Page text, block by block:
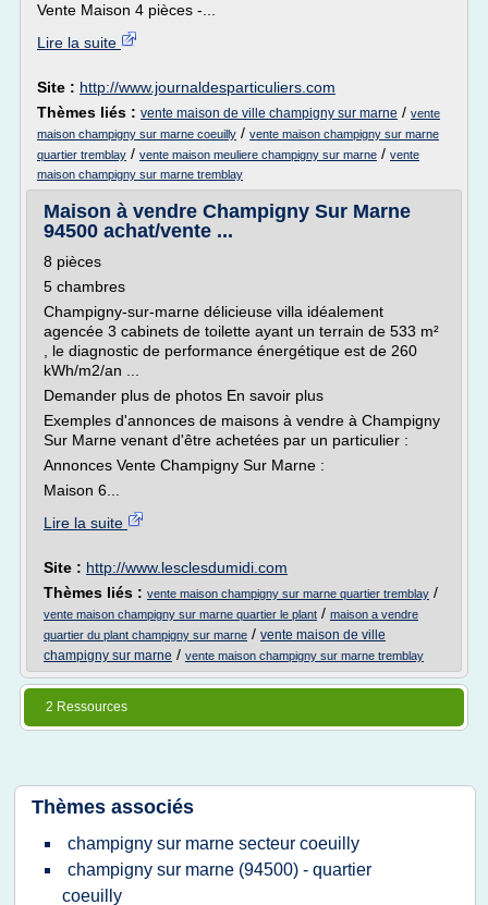
Vente Maison 4 pièces -...
Lire la suite
Site : http://www.journaldesparticuliers.com
Thèmes liés : vente maison de ville champigny sur marne / vente
maison champigny sur marne coeuilly / vente maison champigny sur marne
quartier tremblay / vente maison meuliere champigny sur marne / vente
maison champigny sur marne tremblay
Maison à vendre Champigny Sur Marne
94500 achat/vente ...
8 pièces
5 chambres
Champigny-sur-marne délicieuse villa idéalement
agencée 3 cabinets de toilette ayant un terrain de 533 m²
, le diagnostic de performance énergétique est de 260
kWh/m2/an ...
Demander plus de photos En savoir plus
Exemples d'annonces de maisons à vendre à Champigny
Sur Marne venant d'être achetées par un particulier :
Annonces Vente Champigny Sur Marne :
Maison 6...
Lire la suite
Site : http://www.lesclesdumidi.com
Thèmes liés : vente maison champigny sur marne quartier tremblay /
vente maison champigny sur marne quartier le plant / maison a vendre
quartier du plant champigny sur marne / vente maison de ville
champigny sur marne / vente maison champigny sur marne tremblay
2 Ressources
Thèmes associés
champigny sur marne secteur coeuilly
champigny sur marne (94500) - quartier
coeuilly